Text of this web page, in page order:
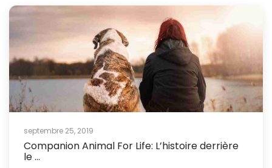
septembre 25, 2019
Companion Animal For Life: L’histoire derrière
le ...